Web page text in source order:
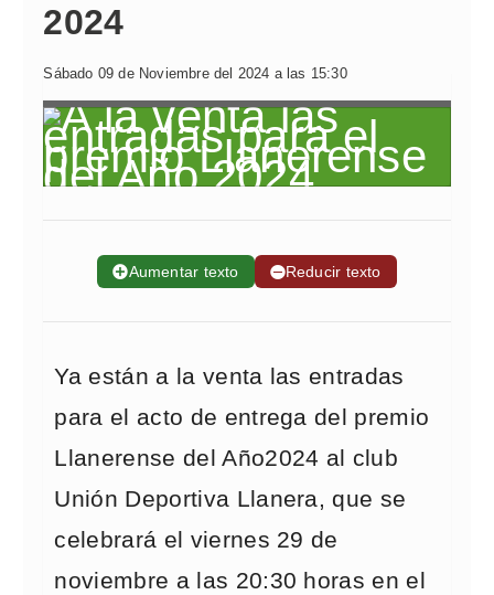
2024
Sábado 09 de Noviembre del 2024 a las 15:30
➕Aumentar texto ➖Reducir texto
Ya están a la venta las entradas
para el acto de entrega del premio
Llanerense del Año2024 al club
Unión Deportiva Llanera, que se
celebrará el viernes 29 de
noviembre a las 20:30 horas en el